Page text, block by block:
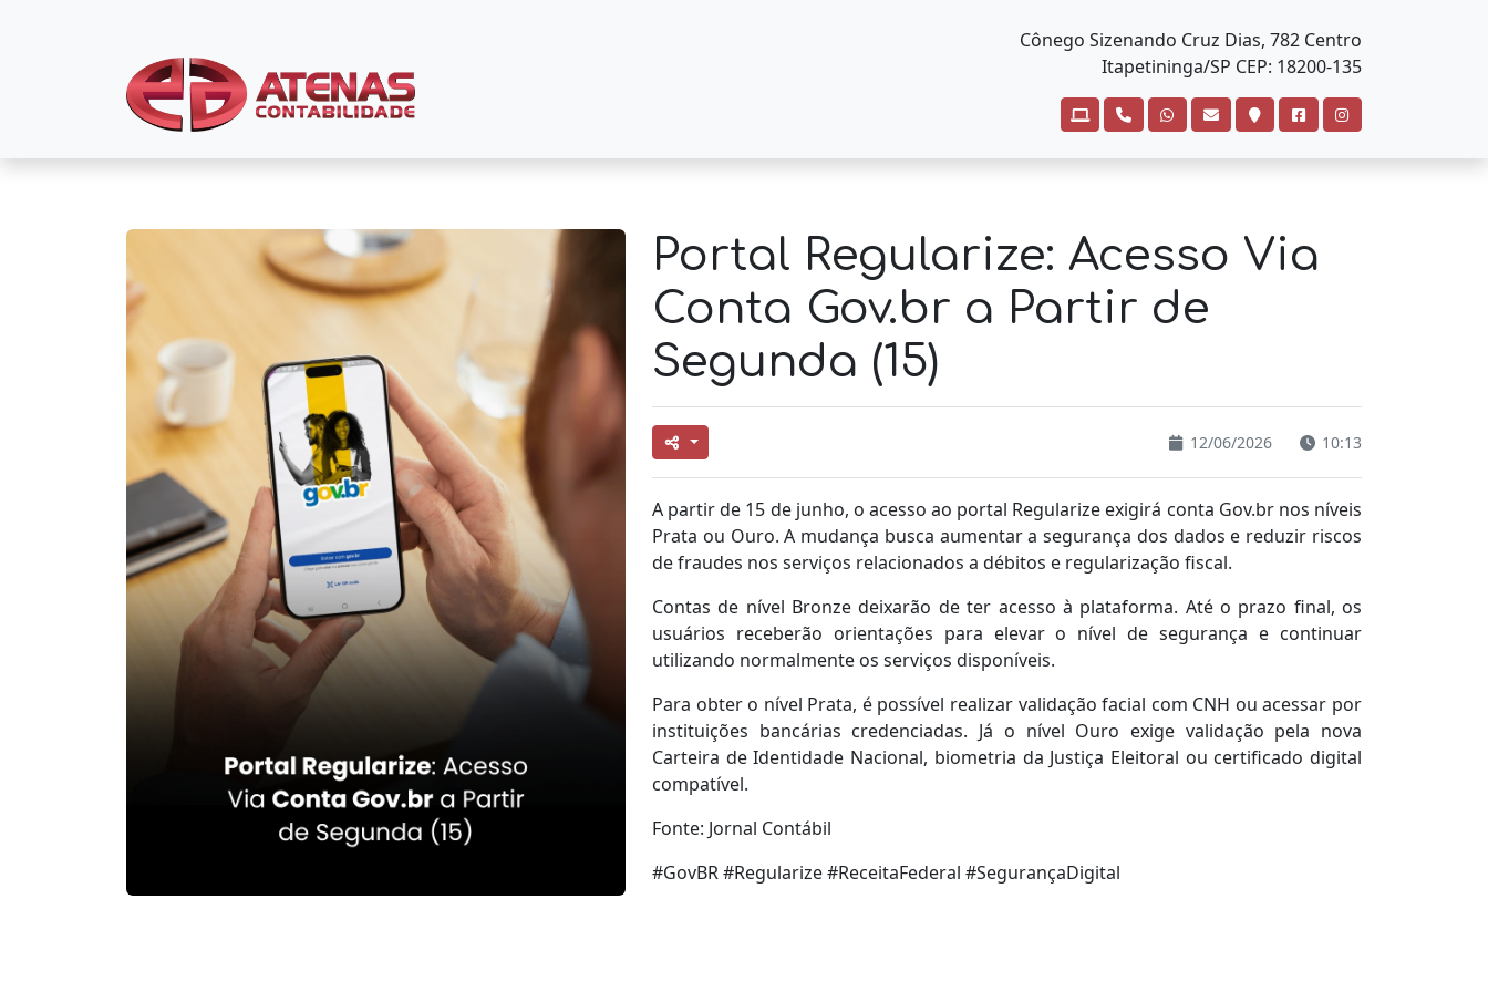
Cônego Sizenando Cruz Dias, 782 Centro
Itapetininga/SP CEP: 18200-135
Portal Regularize: Acesso Via
Conta Gov.br a Partir de
Segunda (15)
12/06/2026 10:13
A partir de 15 de junho, o acesso ao portal Regularize exigirá conta Gov.br nos níveis
Prata ou Ouro. A mudança busca aumentar a segurança dos dados e reduzir riscos
de fraudes nos serviços relacionados a débitos e regularização fiscal.
Contas de nível Bronze deixarão de ter acesso à plataforma. Até o prazo final, os
usuários receberão orientações para elevar o nível de segurança e continuar
utilizando normalmente os serviços disponíveis.
Para obter o nível Prata, é possível realizar validação facial com CNH ou acessar por
instituições bancárias credenciadas. Já o nível Ouro exige validação pela nova
Carteira de Identidade Nacional, biometria da Justiça Eleitoral ou certificado digital
compatível.
Fonte: Jornal Contábil
#GovBR #Regularize #ReceitaFederal #SegurançaDigital